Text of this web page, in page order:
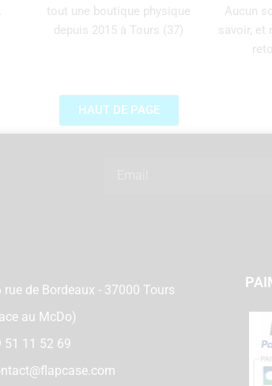
tout une boutique physique
depuis 2015 à Tours (37)
Aucun
savoir, et
HAUT DE PAGE
rue de Bordeaux - 37000 Tours
au McDo)
51 11 52 69